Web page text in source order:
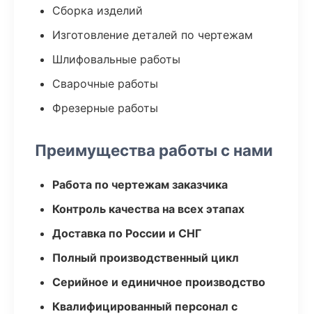
Сборка изделий
Изготовление деталей по чертежам
Шлифовальные работы
Сварочные работы
Фрезерные работы
Преимущества работы с нами
Работа по чертежам заказчика
Контроль качества на всех этапах
Доставка по России и СНГ
Полный производственный цикл
Серийное и единичное производство
Квалифицированный персонал с